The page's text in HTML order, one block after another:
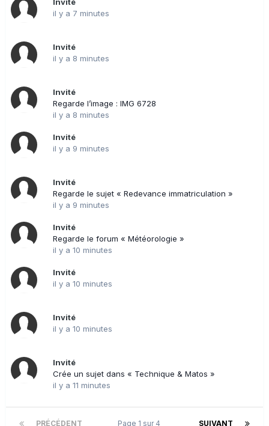
il y a 7 minutes
Invité
il y a 8 minutes
Invité
Regarde l’image : IMG 6728
il y a 8 minutes
Invité
il y a 9 minutes
Invité
Regarde le sujet « Redevance immatriculation »
il y a 9 minutes
Invité
Regarde le forum « Météorologie »
il y a 10 minutes
Invité
il y a 10 minutes
Invité
il y a 10 minutes
Invité
Crée un sujet dans « Technique & Matos »
il y a 11 minutes
PRÉCÉDENT SUIVANT
Page 1 sur 4